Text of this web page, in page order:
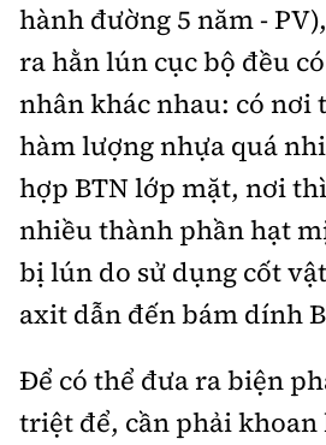
hành đường 5 năm -
ra hằn lún cục bộ đều
nhân khác nhau: có
hàm lượng nhựa quá
hợp BTN lớp mặt, nơi
nhiều thành phần hạt
bị lún do sử dụng cốt
axit dẫn đến bám dính
Để có thể đưa ra biện
triệt để, cần phải